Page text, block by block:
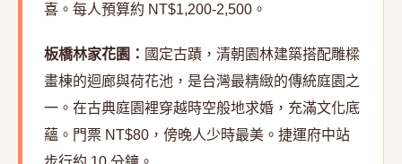
喜。每人預算約 NT$1,200-2,500。
板橋林家花園： 國定古蹟，清朝園林建築搭配雕樑
畫棟的迴廊與荷花池，是台灣最精緻的傳統庭園之
一。在古典庭園裡穿越時空般地求婚，充滿文化底
蘊。門票 NT$80，傍晚人少時最美。捷運府中站